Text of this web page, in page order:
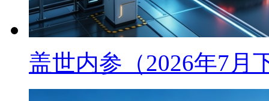
盖世内参（2026年7月